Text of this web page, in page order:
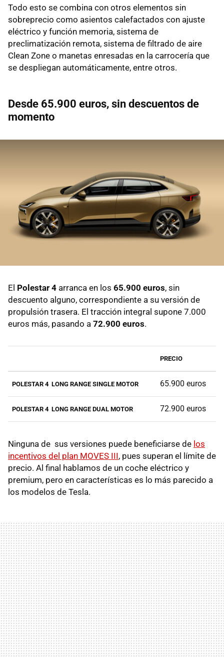
Todo esto se combina con otros elementos sin
sobreprecio como asientos calefactados con ajuste
eléctrico y función memoria, sistema de
preclimatización remota, sistema de filtrado de aire
Clean Zone o manetas enresadas en la carrocería que
se despliegan automáticamente, entre otros.
Desde 65.900 euros, sin descuentos de
momento
El Polestar 4 arranca en los 65.900 euros, sin
descuento alguno, correspondiente a su versión de
propulsión trasera. El tracción integral supone 7.000
euros más, pasando a 72.900 euros.
PRECIO
POLESTAR 4 LONG RANGE SINGLE MOTOR 65.900 euros
POLESTAR 4 LONG RANGE DUAL MOTOR 72.900 euros
Ninguna de sus versiones puede beneficiarse de los
incentivos del plan MOVES III, pues superan el límite de
precio. Al final hablamos de un coche eléctrico y
premium, pero en características es lo más parecido a
los modelos de Tesla.